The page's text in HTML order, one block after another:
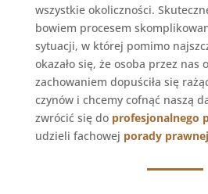
wszystkie okoliczności.
bowiem procesem
sytuacji, w której pomimo
okazało się, że osoba przez nas
zachowaniem dopuściła się
czynów i chcemy cofnąć naszą
zwrócić się do profesjonalnego
udzieli fachowej porady prawnej